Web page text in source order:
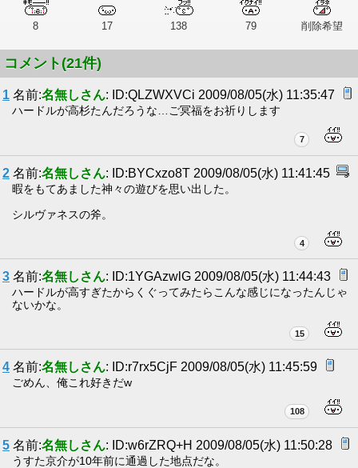
8 17 138 79 削除希望
コメント(21件)
1 名前:名無しさん: ID:QLZWXVCi 2009/08/05(水) 11:35:47
ハードルが高杉たんだろうな…ご冥福をお祈りします
7
2 名前:名無しさん: ID:BYCxzo8T 2009/08/05(水) 11:41:45
暇をもてあました神々の遊びを思い出した。
シルヴァネスの斧。
4
3 名前:名無しさん: ID:1YGAzwlG 2009/08/05(水) 11:44:43
ハードルが高すぎたからくぐってみたらこんな感じになったんじゃ
ないかな。
15
4 名前:名無しさん: ID:r7rx5CjF 2009/08/05(水) 11:45:59
ごめん、俺これ好きだw
108
5 名前:名無しさん: ID:w6rZRQ+H 2009/08/05(水) 11:50:28
うすた京介が10年前に通過した地点だな。